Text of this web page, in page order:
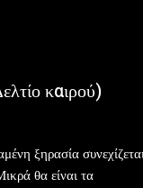
καιρού)
ξηρασία
θα είναι τα